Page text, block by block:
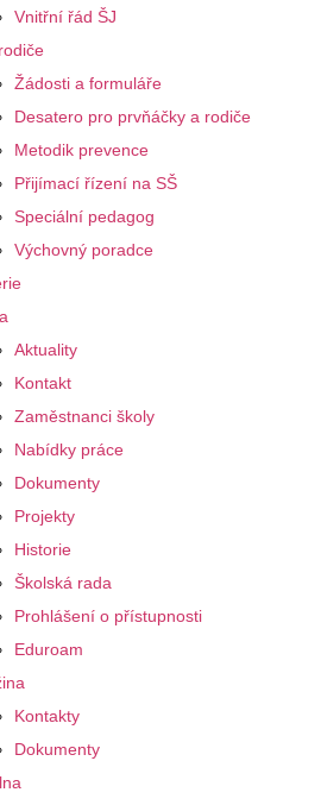
Vnitřní řád ŠJ
Žádosti a formuláře
Desatero pro prvňáčky a rodiče
Metodik prevence
Přijímací řízení na SŠ
Speciální pedagog
Výchovný poradce
Aktuality
Kontakt
Zaměstnanci školy
Nabídky práce
Dokumenty
Projekty
Historie
Školská rada
Prohlášení o přístupnosti
Eduroam
Kontakty
Dokumenty